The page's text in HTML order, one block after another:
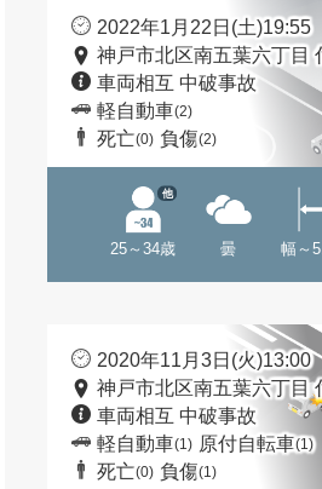
2022年1月22日(土)19:55
神戸市北区南五葉六丁目
車両相互 中破事故
軽自動車(2)
死亡(0) 負傷(2)
25～34歳
他
曇 幅～
2020年11月3日(火)13:00
神戸市北区南五葉六丁目
車両相互 中破事故
軽自動車(1) 原付自転車(1)
死亡(0) 負傷(1)